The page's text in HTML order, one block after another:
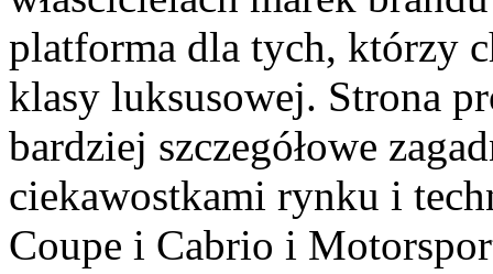
platforma dla tych, którzy
klasy luksusowej. Strona
bardziej szczegółowe
ciekawostkami rynku i
Coupe i Cabrio i